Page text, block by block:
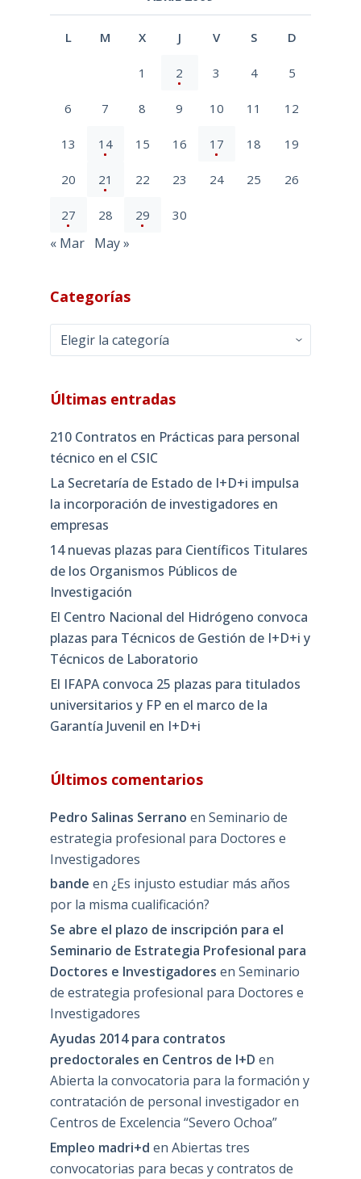
L M X J V S D
1 2 3 4 5
6 7 8 9 10 11 12
13 14 15 16 17 18 19
20 21 22 23 24 25 26
27 28 29 30
« Mar May »
Categorías
Categorías
Últimas entradas
210 Contratos en Prácticas para personal
técnico en el CSIC
La Secretaría de Estado de I+D+i impulsa
la incorporación de investigadores en
empresas
14 nuevas plazas para Científicos Titulares
de los Organismos Públicos de
Investigación
El Centro Nacional del Hidrógeno convoca
plazas para Técnicos de Gestión de I+D+i y
Técnicos de Laboratorio
El IFAPA convoca 25 plazas para titulados
universitarios y FP en el marco de la
Garantía Juvenil en I+D+i
Últimos comentarios
Pedro Salinas Serrano en Seminario de
estrategia profesional para Doctores e
Investigadores
bande en ¿Es injusto estudiar más años
por la misma cualificación?
Se abre el plazo de inscripción para el
Seminario de Estrategia Profesional para
Doctores e Investigadores en Seminario
de estrategia profesional para Doctores e
Investigadores
Ayudas 2014 para contratos
predoctorales en Centros de I+D en
Abierta la convocatoria para la formación y
contratación de personal investigador en
Centros de Excelencia “Severo Ochoa”
Empleo madri+d en Abiertas tres
convocatorias para becas y contratos de